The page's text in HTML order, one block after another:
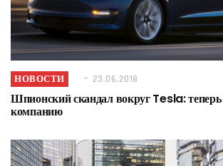
НОВОСТИ 23.06.2018
Шпионский скандал вокруг Tesla:
компанию